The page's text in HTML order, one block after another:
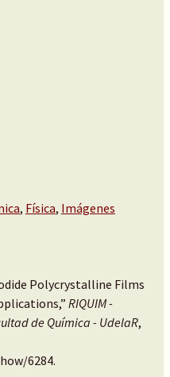
, Física, Imágenes
Polycrystalline Films
RIQUIM -
de Química - UdelaR,
6284.